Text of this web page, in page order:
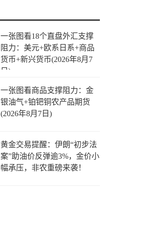
一张图看18个直盘外汇支撑
阻力：美元+欧系日系+商品
货币+新兴货币(2026年8月7
日)
一张图看商品支撑阻力：金
银油气+铂钯铜农产品期货
(2026年8月7日)
黄金交易提醒：伊朗“初步法
案”助油价反弹逾3%，金价小
幅承压，非农重磅来袭！